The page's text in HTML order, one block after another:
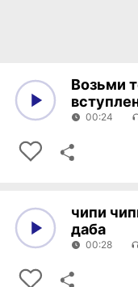
Возьми
00:24
чипи
даба
00:28